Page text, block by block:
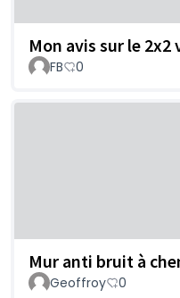
Mon avis sur le
FB 0
Mur anti bruit à
Geoffroy 0